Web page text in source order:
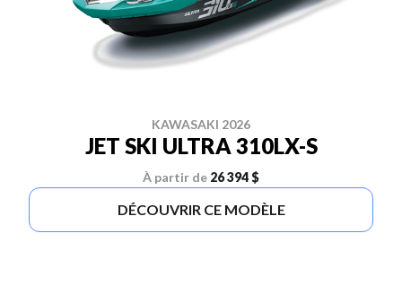
KAWASAKI 2026
JET SKI ULTRA 310LX-S
À partir de 26 394 $
DÉCOUVRIR CE MODÈLE